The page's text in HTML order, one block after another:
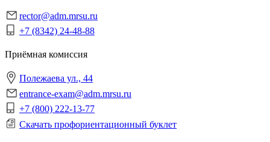
rector@adm.mrsu.ru
+7 (8342) 24-48-88
Приёмная комиссия
Полежаева ул., 44
entrance-exam@adm.mrsu.ru
+7 (800) 222-13-77
Скачать профориентационный буклет